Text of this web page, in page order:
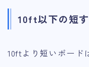
10ft以下の短
10ftより短いボード